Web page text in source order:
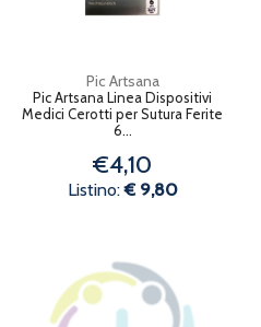
Pic Artsana
Pic Artsana Linea Dispositivi
Medici Cerotti per Sutura Ferite
6...
€4,10
Listino:€ 9,80